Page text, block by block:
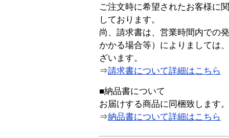
ご注文時に希望されたお客様に
しております。
尚、請求書は、営業時間内での
かかる場合等）によりましては
ざいます。
⇒請求書について詳細はこちら
■納品書について
お届けする商品に同梱致します。
⇒納品書について詳細はこちら